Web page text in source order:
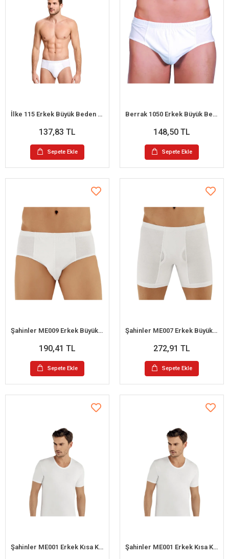
İlke 115 Erkek Büyük Beden Kom Slip Külot 3XL
137,83 TL
Sepete Ekle
Berrak 1050 Erkek Büyük Beden Kom Slip Külot 4XL
148,50 TL
Sepete Ekle
Şahinler ME009 Erkek Büyük Beden Slip Külot No:60 (XXL)
190,41 TL
Sepete Ekle
Şahinler ME007 Erkek Büyük Beden Paçalı Külot No:60 (XXL)
272,91 TL
Sepete Ekle
Şahinler ME001 Erkek Kısa Kol Büyük Beden Atlet No:60 (XXL) Şahinler ME001 Erkek Kısa Kol Büyük Beden Atlet No:64 (3XL)